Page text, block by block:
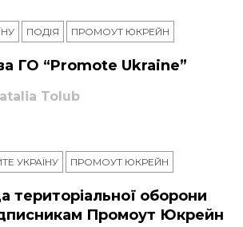
ПОДІЯ ПРОМОУТ ЮКРЕЙН
ГО “Promote Ukraine”
Tolub
УКРАЇНУ ПРОМОУТ ЮКРЕЙН
територіальної оборони
Промоут Юкрейн